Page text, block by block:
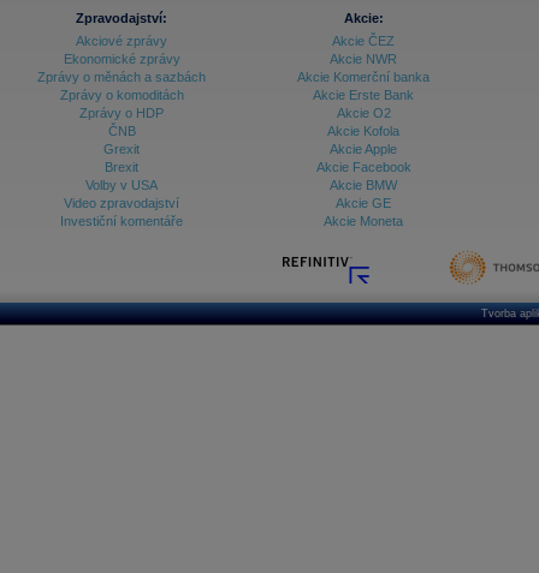
Zpravodajství:
Akciové zprávy
Ekonomické zprávy
Zprávy o měnách a sazbách
Zprávy o komoditách
Zprávy o HDP
ČNB
Grexit
Brexit
Volby v USA
Video zpravodajství
Investiční komentáře
Akcie:
Akcie ČEZ
Akcie NWR
Akcie Komerční banka
Akcie Erste Bank
Akcie O2
Akcie Kofola
Akcie Apple
Akcie Facebook
Akcie BMW
Akcie GE
Akcie Moneta
Tvorba